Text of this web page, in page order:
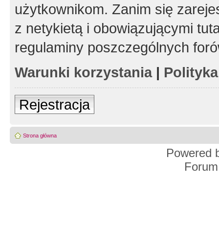
użytkownikom. Zanim się
z netykietą i obowiązującymi
regulaminy poszczególnych
Warunki korzystania|
Rejestracja
Strona główna
Powered